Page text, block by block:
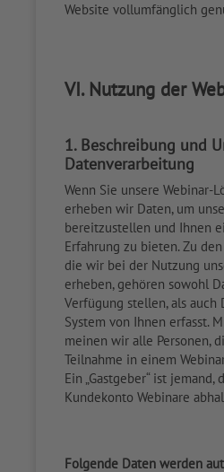
Website vollumfänglich
VI. Nutzung der
1. Beschreibung und
Datenverarbeitung
Wenn Sie unsere Webinar-
erheben wir Daten, um
bereitzustellen und Ihnen
Erfahrung zu bieten. Zu
die wir bei der Nutzung
erheben, gehören sowohl
Verfügung stellen, als auch
System von Ihnen erfasst.
meinen wir alle Personen,
Teilnahme in einem
Ein „Gastgeber“ ist jemand,
Kundekonto Webinare
Folgende Daten werden